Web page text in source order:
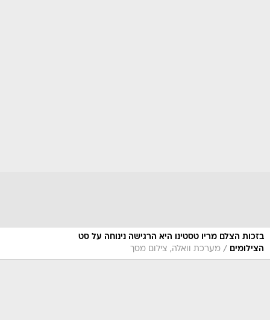
בזכות הצלם מריו טסטינו היא הרגישה נינוחה על סט
הצילומים
/ מערכת וואלה, צילום מסך